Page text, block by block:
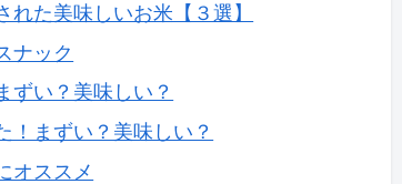
た美味しいお米【３選】
ナック
ずい？美味しい？
まずい？美味しい？
オススメ